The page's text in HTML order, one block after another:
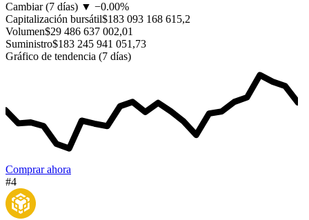
Cambiar (7 días) ▼ −0.00%
Capitalización bursátil$183 093 168 615,2
Volumen$29 486 637 002,01
Suministro$183 245 941 051,73
Gráfico de tendencia (7 días)
Comprar ahora
#4